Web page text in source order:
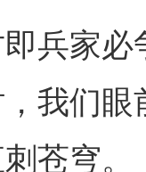
家必
我们
刺苍穹